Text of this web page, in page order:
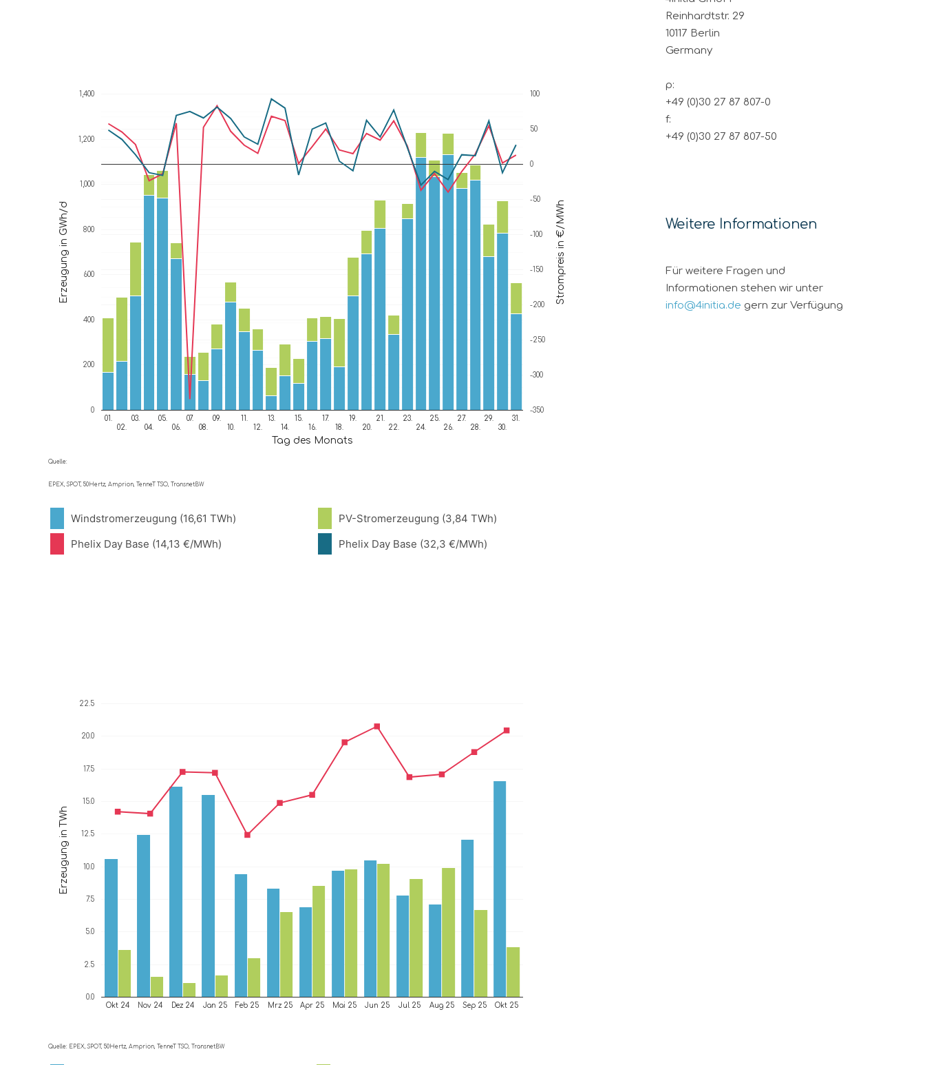
01.
02.
03.
04.
05.
06.
07.
08.
09.
10.
11.
12.
13.
14.
15.
16.
17.
18.
19.
20.
21.
22.
23.
24.
25.
26.
27.
28.
29.
30.
31.
0
200
400
600
800
1,000
1,200
1,400
-350
-300
-250
-200
-150
-100
-50
0
50
100
Tag des Monats
Erzeugung in GWh/d Strompreis in €/MWh
Quelle:
EPEX, SPOT, 50Hertz, Amprion, TenneT TSO, TransnetBW
Windstromerzeugung (16,61 TWh)
PV-Stromerzeugung (3,84 TWh)
Phelix Day Base (14,13 €/MWh)
Phelix Day Base (32,3 €/MWh)
Okt 24 Nov 24 Dez 24 Jan 25 Feb 25 Mrz 25 Apr 25 Mai 25 Jun 25 Jul 25 Aug 25 Sep 25 Okt 25
0.0
2.5
5.0
7.5
10.0
12.5
15.0
17.5
20.0
22.5
Erzeugung in TWh
Quelle: EPEX, SPOT, 50Hertz, Amprion, TenneT TSO, TransnetBW
Reinhardtstr. 29
10117 Berlin
Germany
p:
+49 (0)30 27 87 807-0
f:
+49 (0)30 27 87 807-50
Weitere Informationen
Für weitere Fragen und
Informationen stehen wir unter
info@4initia.de gern zur Verfügung